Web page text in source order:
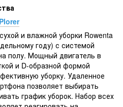
и влажной уборки Rowenta
году) с системой
полу. Мощный двигатель в
и D-образной формой
уборку. Удаленное
позволяет выбирать
график уборок. Набор всех